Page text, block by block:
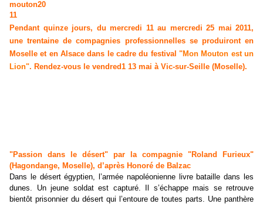
Pendant quinze jours, du mercredi 11 au mercredi 25 mai 2011,
une trentaine de compagnies professionnelles se produiront en
Moselle et en Alsace dans le cadre du festival "Mon Mouton est un
Lion". Rendez-vous le vendred1 13 mai à Vic-sur-Seille (Moselle).
"Passion dans le désert" par la compagnie "Roland Furieux"
(Hagondange, Moselle), d’après Honoré de Balzac
Dans le désert égyptien, l’armée napoléonienne livre bataille dans les
dunes. Un jeune soldat est capturé. Il s’échappe mais se retrouve
bientôt prisonnier du désert qui l’entoure de toutes parts. Une panthère